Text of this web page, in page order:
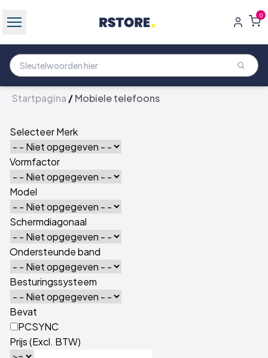
0
Startpagina /Mobiele telefoons
Selecteer Merk
Vormfactor
Model
Schermdiagonaal
Ondersteunde band
Besturingssysteem
Bevat
PCSYNC
Prijs (Excl. BTW)